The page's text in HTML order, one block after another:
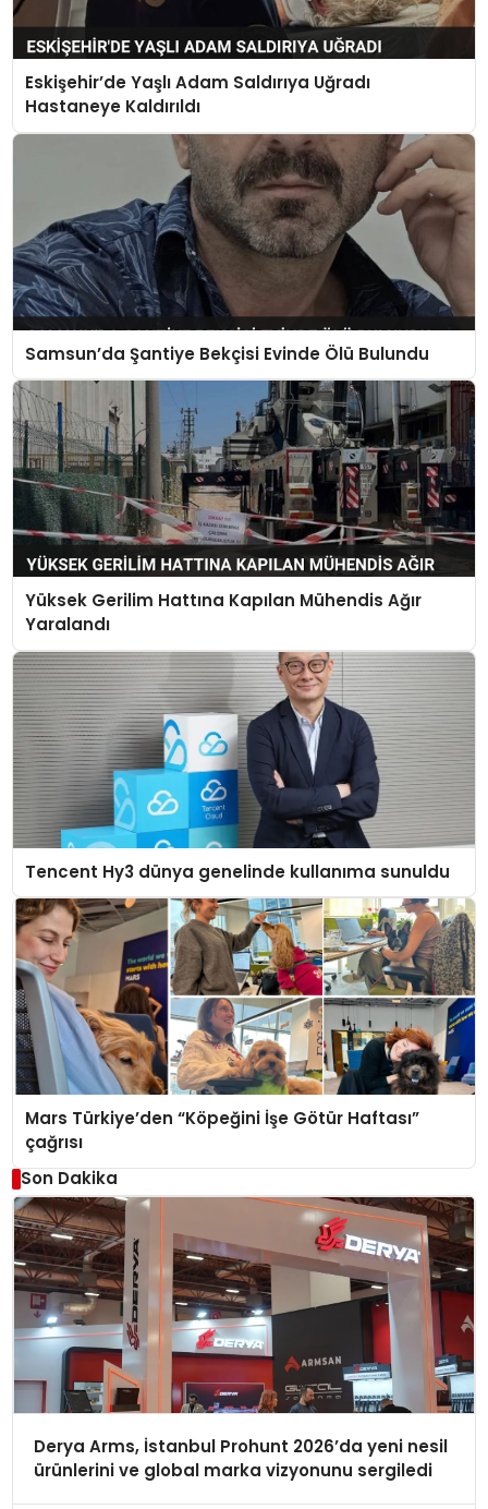
Eskişehir’de Yaşlı Adam Saldırıya Uğradı
Hastaneye Kaldırıldı
Samsun’da Şantiye Bekçisi Evinde Ölü Bulundu
Yüksek Gerilim Hattına Kapılan Mühendis Ağır
Yaralandı
Tencent Hy3 dünya genelinde kullanıma sunuldu
Mars Türkiye’den “Köpeğini İşe Götür Haftası”
çağrısı
Son Dakika
Derya Arms, İstanbul Prohunt 2026’da yeni nesil
ürünlerini ve global marka vizyonunu sergiledi